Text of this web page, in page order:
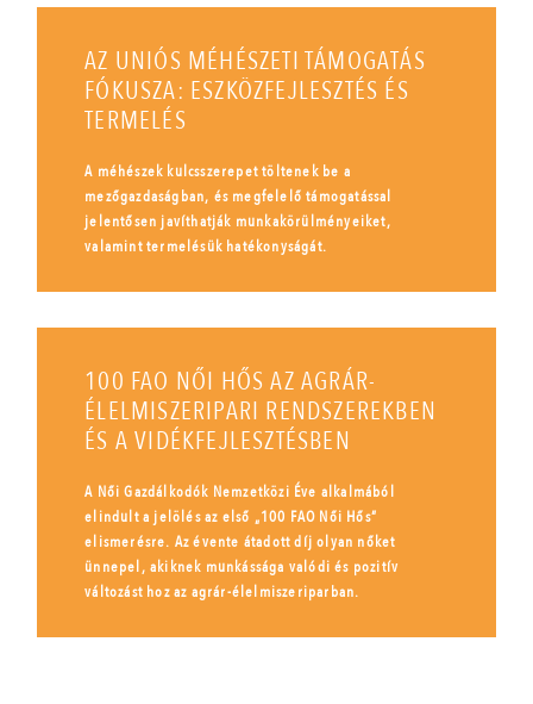
AZ UNIÓS MÉHÉSZETI TÁMOGATÁS
FÓKUSZA: ESZKÖZFEJLESZTÉS ÉS
TERMELÉS
A méhészek kulcsszerepet töltenek be a
mezőgazdaságban, és megfelelő támogatással
jelentősen javíthatják munkakörülményeiket,
valamint termelésük hatékonyságát.
100 FAO NŐI HŐS AZ AGRÁR-
ÉLELMISZERIPARI RENDSZEREKBEN
ÉS A VIDÉKFEJLESZTÉSBEN
A Női Gazdálkodók Nemzetközi Éve alkalmából
elindult a jelölés az első „100 FAO Női Hős”
elismerésre. Az évente átadott díj olyan nőket
ünnepel, akiknek munkássága valódi és pozitív
változást hoz az agrár-élelmiszeriparban.